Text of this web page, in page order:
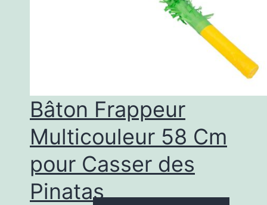
Bâton Frappeur
Multicouleur 58 Cm
pour Casser des
Pinatas